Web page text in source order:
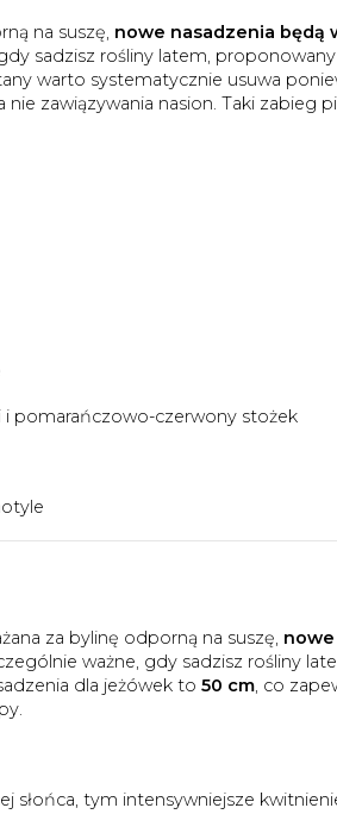
na suszę, nowe nasadzenia będą
sadzisz rośliny latem, proponowany
warto systematycznie usuwa
zawiązywania nasion. Taki zabieg
pomarańczowo-czerwony stożek
za bylinę odporną na suszę,
ważne, gdy sadzisz rośliny
dla jeżówek to 50 cm, co
słońca, tym intensywniejsze